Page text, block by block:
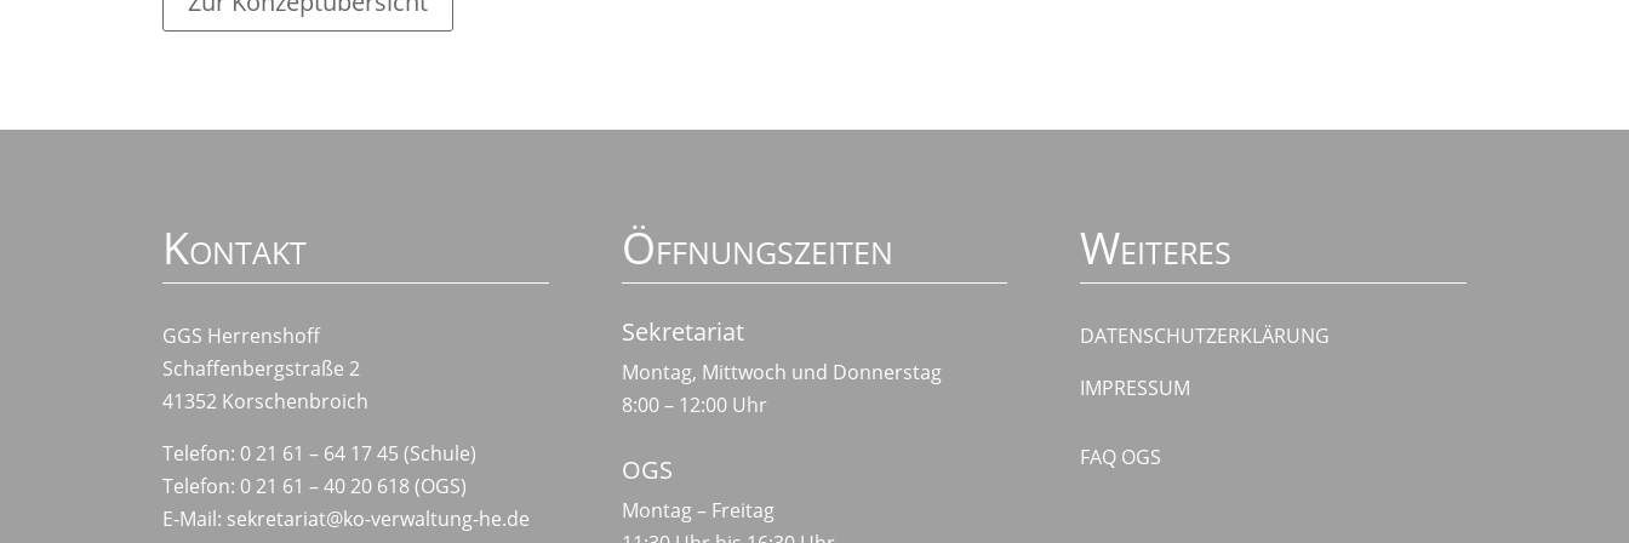
Kontakt
GGS Herrenshoff
Schaffenbergstraße 2
41352 Korschenbroich
Telefon: 0 21 61 – 64 17 45 (Schule)
Telefon: 0 21 61 – 40 20 618 (OGS)
E-Mail: sekretariat@ko-verwaltung-he.de
Öffnungszeiten
Sekretariat
Montag, Mittwoch und Donnerstag
8:00 – 12:00 Uhr
OGS
Montag – Freitag
Weiteres
DATENSCHUTZERKLÄRUNG
IMPRESSUM
FAQ OGS